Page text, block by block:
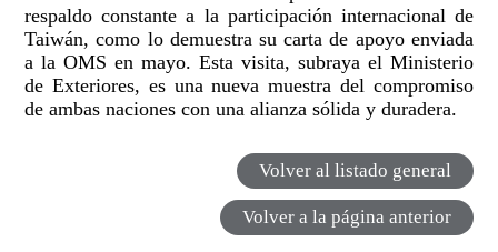
respaldo constante a la participación internacional de
Taiwán, como lo demuestra su carta de apoyo enviada
a la OMS en mayo. Esta visita, subraya el Ministerio
de Exteriores, es una nueva muestra del compromiso
de ambas naciones con una alianza sólida y duradera.
Volver al listado general
Volver a la página anterior